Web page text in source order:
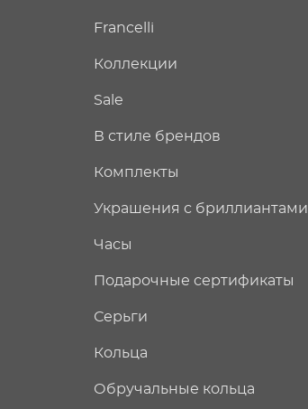
Francelli
Коллекции
Sale
В стиле брендов
Комплекты
Украшения с бриллиантами
Часы
Подарочные сертификаты
Серьги
Кольца
Обручальные кольца